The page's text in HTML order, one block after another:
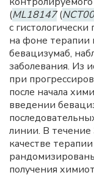
(ML18147(
с
на фоне терапии
бевацизумаб,
заболевания. Из
при
после начала
введении
линии. В течение
качестве
получения